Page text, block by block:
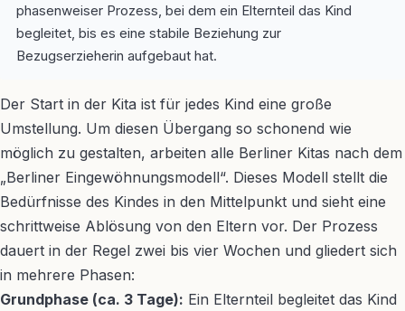
phasenweiser Prozess, bei dem ein Elternteil das Kind
begleitet, bis es eine stabile Beziehung zur
Bezugserzieherin aufgebaut hat.
Der Start in der Kita ist für jedes Kind eine große
Umstellung. Um diesen Übergang so schonend wie
möglich zu gestalten, arbeiten alle Berliner Kitas nach dem
„Berliner Eingewöhnungsmodell“. Dieses Modell stellt die
Bedürfnisse des Kindes in den Mittelpunkt und sieht eine
schrittweise Ablösung von den Eltern vor. Der Prozess
dauert in der Regel zwei bis vier Wochen und gliedert sich
in mehrere Phasen:
Grundphase (ca. 3 Tage): Ein Elternteil begleitet das Kind